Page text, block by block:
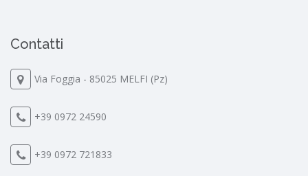
Contatti
Via Foggia - 85025 MELFI (Pz)
+39 0972 24590
+39 0972 721833